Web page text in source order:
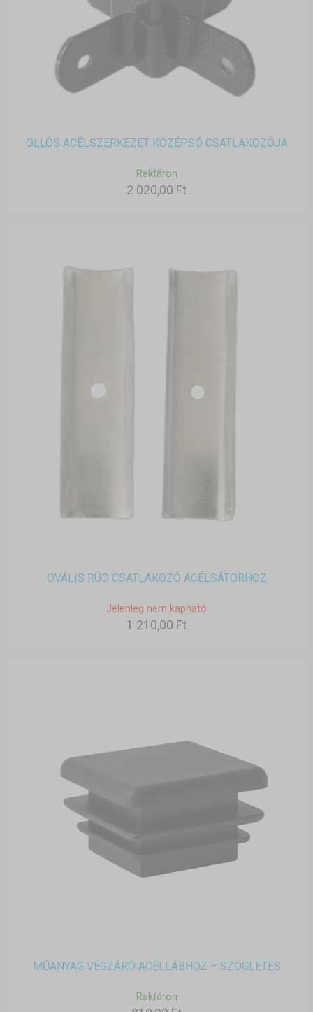
OLLÓS ACÉLSZERKEZET KÖZÉPSŐ CSATLAKOZÓJA
Raktáron
2 020,00 Ft
OVÁLIS RÚD CSATLAKOZÓ ACÉLSÁTORHOZ
Jelenleg nem kapható
1 210,00 Ft
MŰANYAG VÉGZÁRÓ ACÉLLÁBHOZ – SZÖGLETES
Raktáron